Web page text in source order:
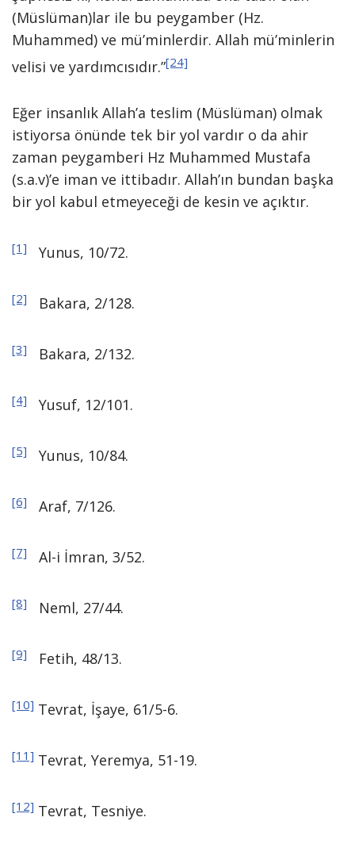
(Müslüman)lar ile bu peygamber (Hz.
Muhammed) ve mü’minlerdir. Allah mü’minlerin
velisi ve yardımcısıdır.”[24]
Eğer insanlık Allah’a teslim (Müslüman) olmak
istiyorsa önünde tek bir yol vardır o da ahir
zaman peygamberi Hz Muhammed Mustafa
(s.a.v)’e iman ve ittibadır. Allah’ın bundan başka
bir yol kabul etmeyeceği de kesin ve açıktır.
[1] Yunus, 10/72.
[2] Bakara, 2/128.
[3] Bakara, 2/132.
[4] Yusuf, 12/101.
[5] Yunus, 10/84.
[6] Araf, 7/126.
[7] Al-i İmran, 3/52.
[8] Neml, 27/44.
[9] Fetih, 48/13.
[10] Tevrat, İşaye, 61/5-6.
[11] Tevrat, Yeremya, 51-19.
[12] Tevrat, Tesniye.